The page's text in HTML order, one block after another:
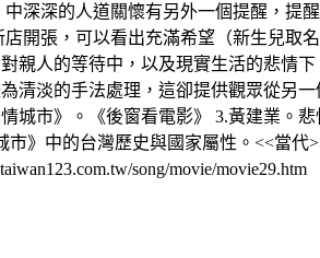
深深的人道關懷有另外一個提醒，提
張，可以看出充滿希望（新生兒取
親人的等待中，以及現實生活的悲
清淡的手法處理，這卻提供觀眾從另
城市》。《後窗看電影》 3.黃建業。
》中的台灣歷史與國家屬性。<<當代
song/movie/movie29.htm